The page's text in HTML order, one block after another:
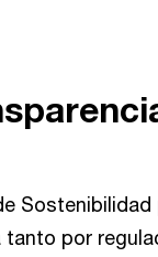
por